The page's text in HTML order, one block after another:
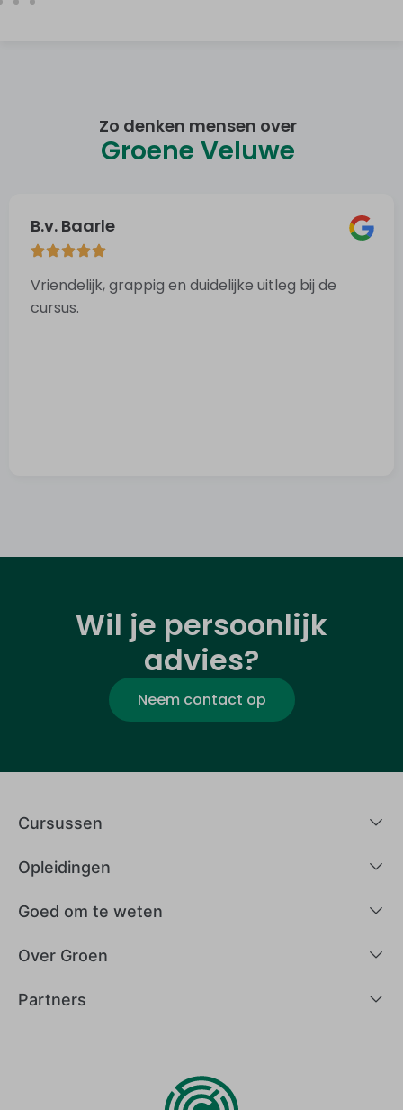
Zo denken mensen over
Groene Veluwe
B.v. Baarle
Vriendelijk, grappig en duidelijke uitleg bij de
cursus.
Wil je persoonlijk
advies?
Neem contact op
Cursussen
Opleidingen
Goed om te weten
Over Groen
Partners